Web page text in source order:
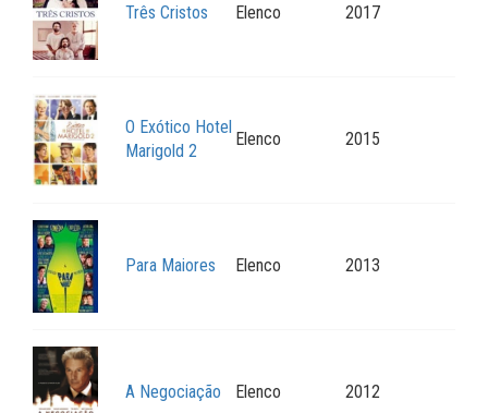
Três Cristos Elenco 2017
O Exótico Hotel
Marigold 2
Elenco 2015
Para Maiores Elenco 2013
A Negociação Elenco 2012